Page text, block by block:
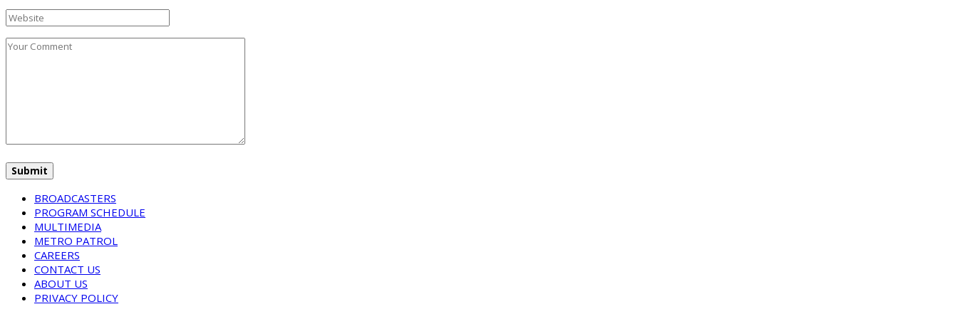
BROADCASTERS
PROGRAM SCHEDULE
MULTIMEDIA
METRO PATROL
CAREERS
CONTACT US
ABOUT US
PRIVACY POLICY